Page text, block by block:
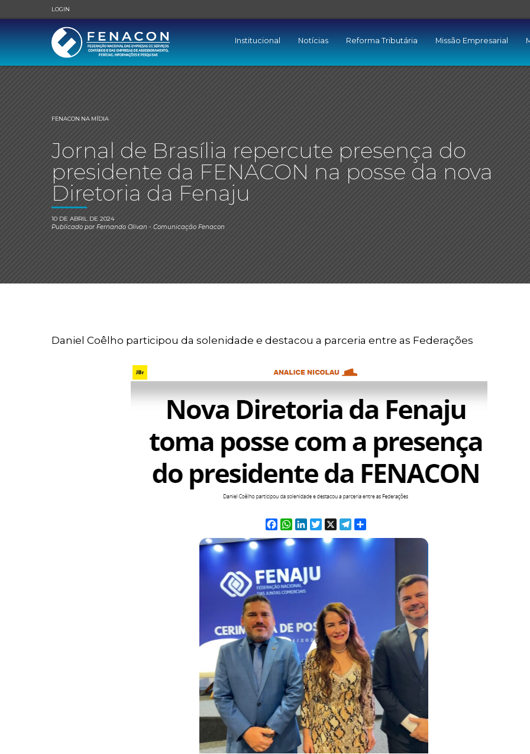
LOGIN
Institucional Notícias Reforma Tributária Missão Empresarial
FENACON NA MÍDIA
Jornal de Brasília repercute presença do
presidente da FENACON na posse da nova
Diretoria da Fenaju
10 DE ABRIL DE 2024
Publicado porFernando Olivan- Comunicação Fenacon
Daniel Coêlho participou da solenidade e destacou a parceria entre as Federações